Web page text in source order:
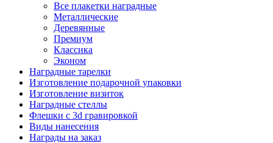
Все плакетки наградные
Металлические
Деревянные
Премиум
Классика
Эконом
Наградные тарелки
Изготовление подарочной упаковки
Изготовление визиток
Наградные стеллы
Флешки с 3d гравировкой
Виды нанесения
Награды на заказ